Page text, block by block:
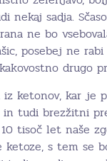
nekaj sadja.
ne bo
posebej ne
drugo
ketonov, kar je
in tudi brezžitni
tisoč let naše
s tem se